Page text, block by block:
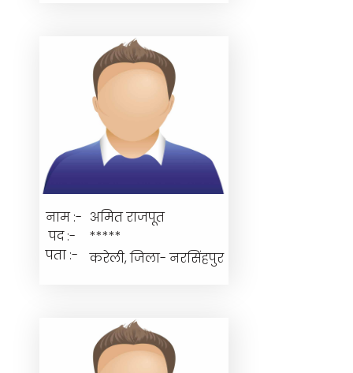
नाम :-
पद :-
पता :-
अमित राजपूत
*****
करेली, जिला- नरसिंहपुर